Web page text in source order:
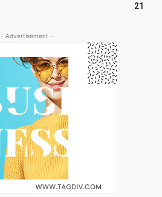
21
- Advertisement -